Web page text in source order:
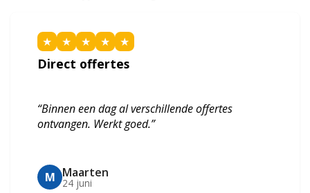
★ ★ ★ ★ ★
Direct offertes
“Binnen een dag al verschillende offertes
ontvangen. Werkt goed.”
M Maarten
24 juni